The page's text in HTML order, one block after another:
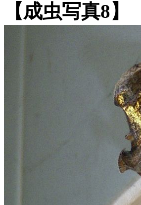
【成虫写真8】